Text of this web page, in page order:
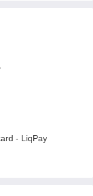
- LiqPay